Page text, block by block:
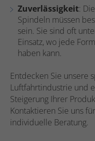
Zuverlässigkeit:
Spindeln müssen
sein. Sie sind oft
Einsatz, wo jede
haben kann.
Entdecken Sie unsere
Luftfahrtindustrie und
Steigerung Ihrer
Kontaktieren Sie uns
individuelle Beratung.